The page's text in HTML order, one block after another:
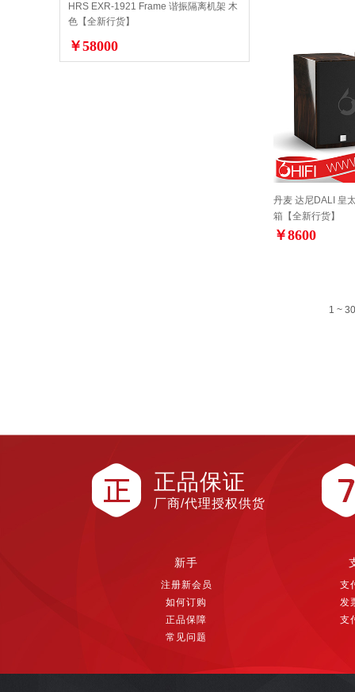
HRS EXR-1921 Frame 谐振隔离机架 木
色【全新行货】
￥58000
丹麦 达尼DALI 皇
箱【全新行货】
￥8600
1 ~ 30
正品保证
厂商/代理授权供货
新手
注册新会员
如何订购
正品保障
常见问题
支
发
支